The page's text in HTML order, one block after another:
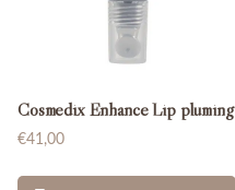
Cosmedix Enhance Lip pluming
€41,00